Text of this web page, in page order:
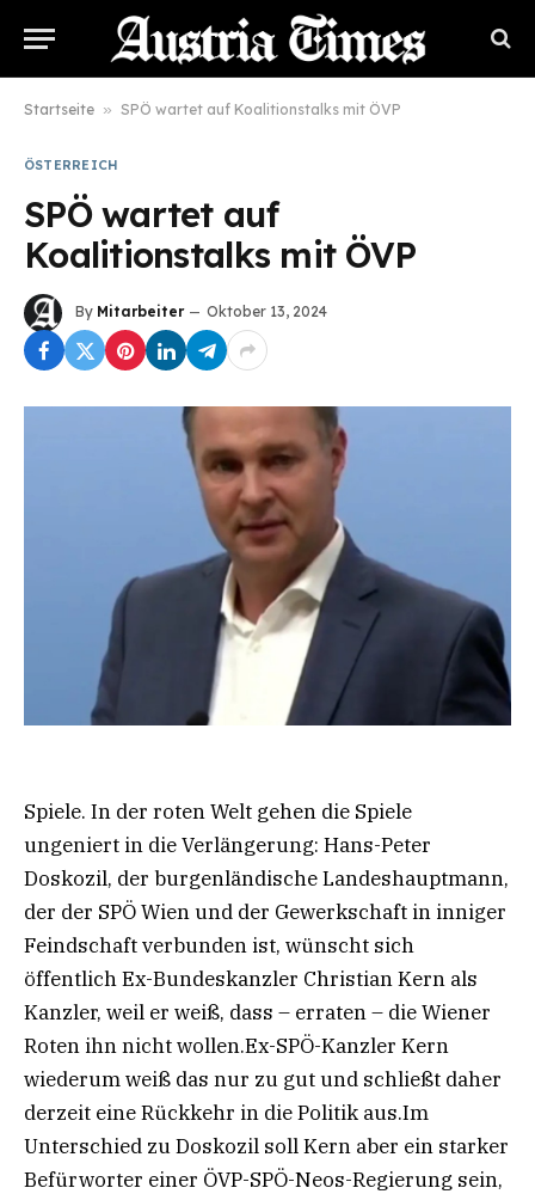
Startseite » SPÖ wartet auf Koalitionstalks mit ÖVP
ÖSTERREICH
SPÖ wartet auf
Koalitionstalks mit ÖVP
By Mitarbeiter Oktober 13, 2024
Spiele. In der roten Welt gehen die Spiele
ungeniert in die Verlängerung: Hans-Peter
Doskozil, der burgenländische Landeshauptmann,
der der SPÖ Wien und der Gewerkschaft in inniger
Feindschaft verbunden ist, wünscht sich
öffentlich Ex-Bundeskanzler Christian Kern als
Kanzler, weil er weiß, dass – erraten – die Wiener
Roten ihn nicht wollen.Ex-SPÖ-Kanzler Kern
wiederum weiß das nur zu gut und schließt daher
derzeit eine Rückkehr in die Politik aus.Im
Unterschied zu Doskozil soll Kern aber ein starker
Befürworter einer ÖVP-SPÖ-Neos-Regierung sein,